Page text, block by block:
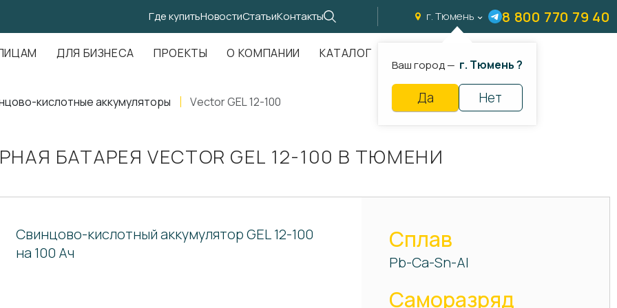
Где купитьНовостиСтатьиКонтакты г. Тюмень
Ваш город — г. Тюмень ?
Да Нет
8 800 770 79 40
ДЛЯ БИЗНЕСА ПРОЕКТЫ О КОМПАНИИ КАТАЛОГ
кислотные аккумуляторы Vector GEL 12-100
БАТАРЕЯ VECTOR GEL 12-100 В ТЮМЕНИ
Свинцово-кислотный аккумулятор GEL 12-100
на 100 Ач
Сплав
Pb-Ca-Sn-Al
Саморазряд